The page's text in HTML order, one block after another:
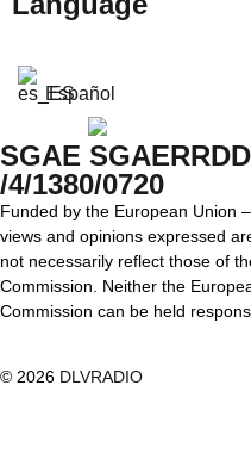
Español
SGAE
/4/1380/0720
Funded by the European Union
views and opinions expressed
not necessarily reflect those of
Commission. Neither the
Commission can be held
© 2026 DLVRADIO